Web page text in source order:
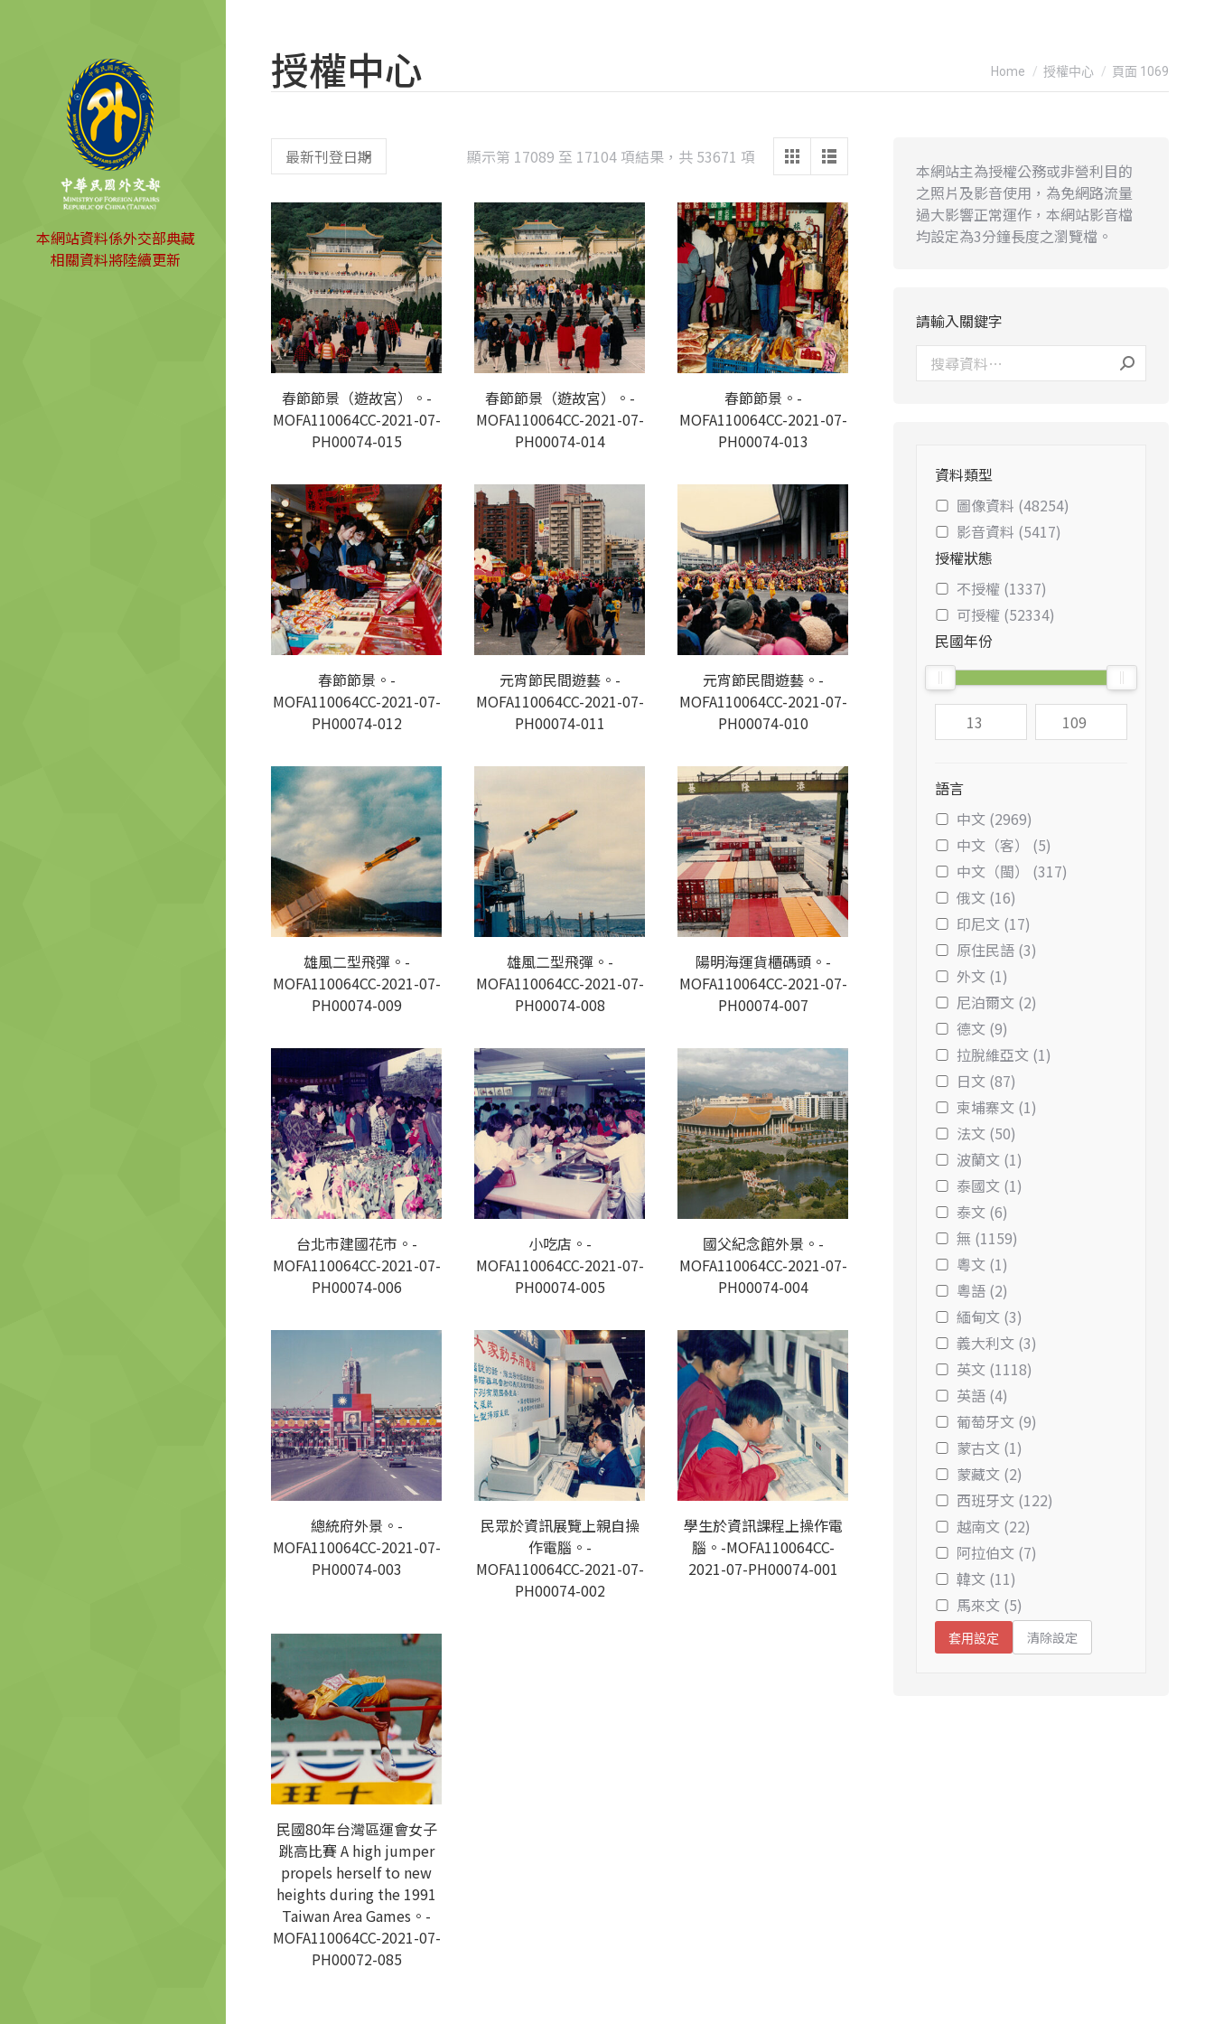
本網站資料係外交部典藏
相關資料將陸續更新
授權中心 You are here:
Home 授權中心 頁面 1069
顯示第 17089 至 17104 項結果，共 53671 項 Sorted
latest
春節節景（遊故宮）。-
MOFA110064CC-2021-07-
PH00074-015
春節節景（遊故宮）。-
MOFA110064CC-2021-07-
PH00074-014
春節節景。-
MOFA110064CC-2021-07-
PH00074-013
春節節景。-
MOFA110064CC-2021-07-
PH00074-012
元宵節民間遊藝。-
MOFA110064CC-2021-07-
PH00074-011
元宵節民間遊藝。-
MOFA110064CC-2021-07-
PH00074-010
雄風二型飛彈。-
MOFA110064CC-2021-07-
PH00074-009
雄風二型飛彈。-
MOFA110064CC-2021-07-
PH00074-008
陽明海運貨櫃碼頭。-
MOFA110064CC-2021-07-
PH00074-007
台北市建國花市。-
MOFA110064CC-2021-07-
PH00074-006
小吃店。-
MOFA110064CC-2021-07-
PH00074-005
國父紀念館外景。-
MOFA110064CC-2021-07-
PH00074-004
總統府外景。-
MOFA110064CC-2021-07-
PH00074-003
民眾於資訊展覽上親自操
作電腦。-
MOFA110064CC-2021-07-
PH00074-002
學生於資訊課程上操作電
腦。-MOFA110064CC-
2021-07-PH00074-001
民國80年台灣區運會女子
跳高比賽 A high jumper
propels herself to new
heights during the 1991
Taiwan Area Games。-
MOFA110064CC-2021-07-
PH00072-085
本網站主為授權公務或非營利目的
之照片及影音使用，為免網路流量
過大影響正常運作，本網站影音檔
均設定為3分鐘長度之瀏覽檔。
請輸入關鍵字
資料類型
圖像資料 (48254)
影音資料 (5417)
授權狀態
不授權 (1337)
可授權 (52334)
民國年份
語言
中文 (2969)
中文（客） (5)
中文（閩） (317)
俄文 (16)
印尼文 (17)
原住民語 (3)
外文 (1)
尼泊爾文 (2)
德文 (9)
拉脫維亞文 (1)
日文 (87)
柬埔寨文 (1)
法文 (50)
波蘭文 (1)
泰國文 (1)
泰文 (6)
無 (1159)
粵文 (1)
粵語 (2)
緬甸文 (3)
義大利文 (3)
英文 (1118)
英語 (4)
葡萄牙文 (9)
蒙古文 (1)
蒙藏文 (2)
西班牙文 (122)
越南文 (22)
阿拉伯文 (7)
韓文 (11)
馬來文 (5)
套用設定 清除設定